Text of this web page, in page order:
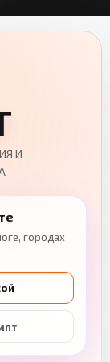
И
городах